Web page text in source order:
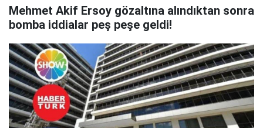
Mehmet Akif Ersoy gözaltına alındıktan sonra
bomba iddialar peş peşe geldi!